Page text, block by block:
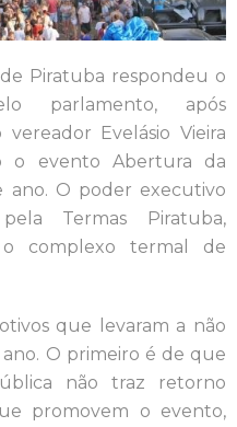
Piratuba respondeu o
parlamento, após
Evelásio Vieira
o evento Abertura da
ano. O poder executivo
Termas Piratuba,
o complexo termal de
que levaram a não
O primeiro é de que
não traz retorno
promovem o evento,